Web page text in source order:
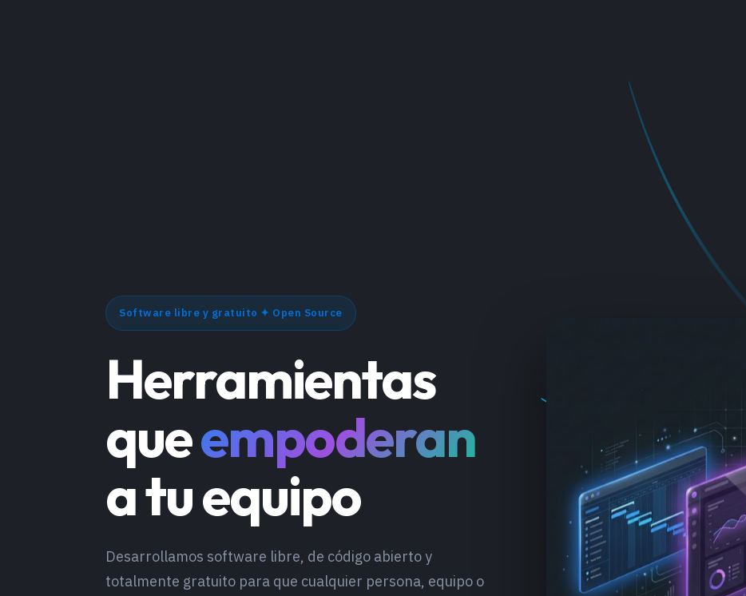
Software libre y gratuito ✦ Open Source
Herramientas
queempoderan
a tu equipo
Desarrollamos software libre, de código abierto y
totalmente gratuito para que cualquier persona, equipo o